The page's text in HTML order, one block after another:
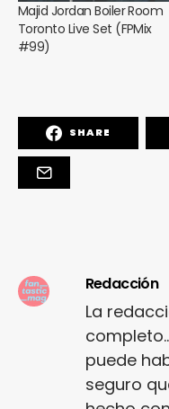
Majid Jordan Boiler Room
Toronto Live Set (FPMix
#99)
SHARE
Redacción
La
puede
seguro